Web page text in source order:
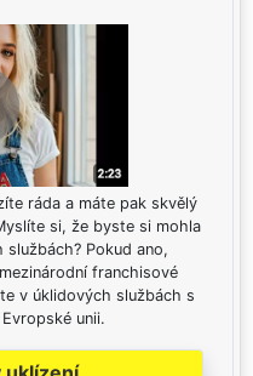
ráda a máte pak skvělý
si, že byste si mohla
Pokud ano,
franchisové
v úklidových službách s
unii.